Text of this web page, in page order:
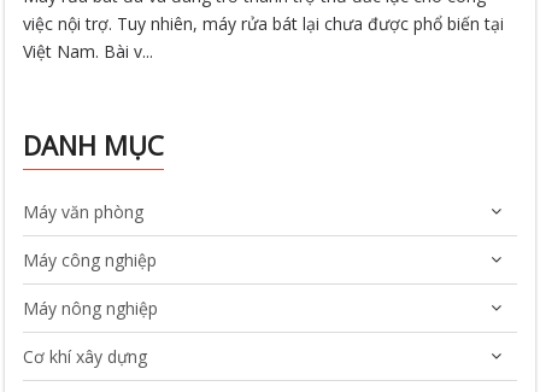
việc nội trợ. Tuy nhiên, máy rửa bát lại chưa được phổ biến tại
Việt Nam. Bài v...
DANH MỤC
Máy văn phòng
Máy công nghiệp
Máy nông nghiệp
Cơ khí xây dựng